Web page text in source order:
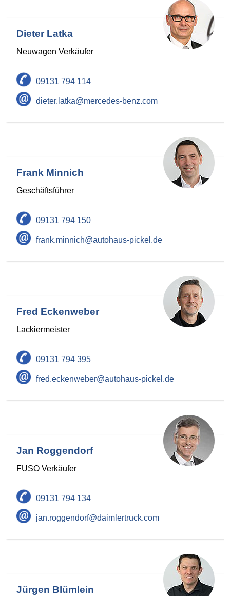
Dieter Latka
Neuwagen Verkäufer
09131 794 114
dieter.latka@mercedes-benz.com
Frank Minnich
Geschäftsführer
09131 794 150
frank.minnich@autohaus-pickel.de
Fred Eckenweber
Lackiermeister
09131 794 395
fred.eckenweber@autohaus-pickel.de
Jan Roggendorf
FUSO Verkäufer
09131 794 134
jan.roggendorf@daimlertruck.com
Jürgen Blümlein